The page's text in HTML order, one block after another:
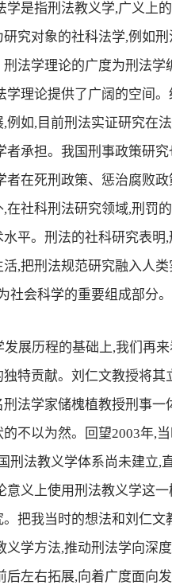
学是指刑法教义学,广义上
究对象的社科法学,例如
法学理论的广度为刑法
学理论提供了广阔的空间
例如,目前刑法实证研究在
者承担。我国刑事政策研
者在死刑政策、惩治腐败
在社科刑法研究领域,刑罚
平。刑法的社科研究表
,把刑法规范研究融入人
社会科学的重要组成部分。
历程的基础上,我们再来
特贡献。刘仁文教授将
法学家储槐植教授刑事
不以为然。回望2003年,
刑法教义学体系尚未建立,
意义上使用刑法教义学这
把我当时的想法和刘仁
学方法,推动刑法学向深
后左右拓展,向着广度面向